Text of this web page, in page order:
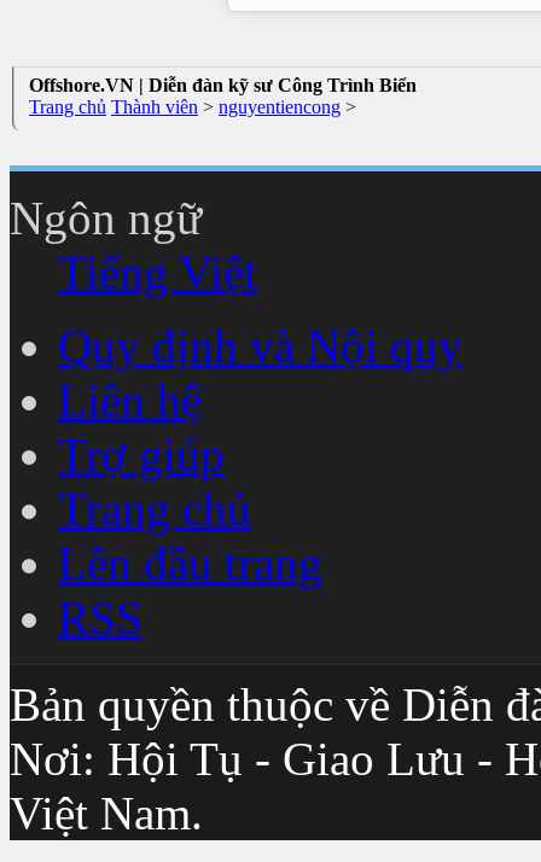
Offshore.VN | Diễn đàn kỹ sư Công Trình Biển
Trang chủ Thành viên > nguyentiencong >
Ngôn ngữ
Tiếng Việt
Quy định và Nội quy
Liên hệ
Trợ giúp
Trang chủ
Lên đầu trang
RSS
Bản quyền thuộc về Diễn
Nơi: Hội Tụ - Giao Lưu -
Việt Nam.